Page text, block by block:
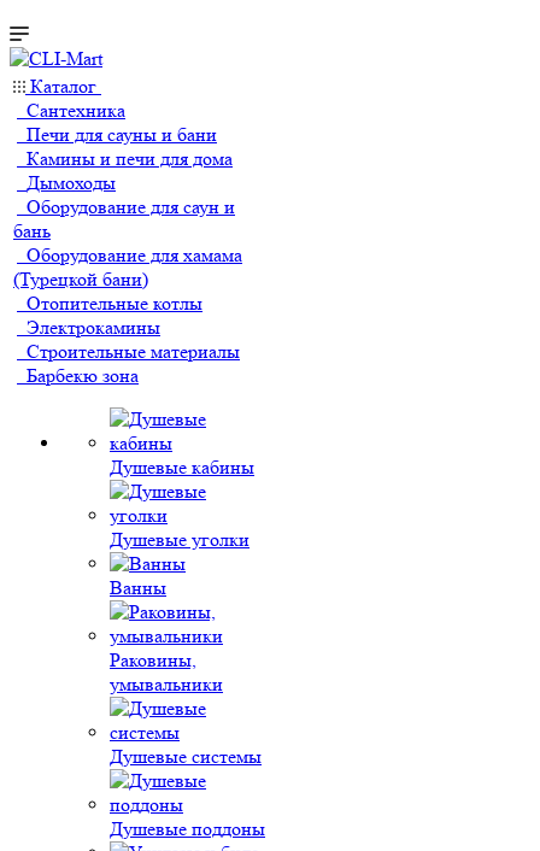
Каталог
Сантехника
Печи для сауны и бани
Камины и печи для дома
Дымоходы
Оборудование для саун и
бань
Оборудование для хамама
(Турецкой бани)
Отопительные котлы
Электрокамины
Строительные материалы
Барбекю зона
Душевые кабины
Душевые уголки
Ванны
Раковины,
умывальники
Душевые системы
Душевые поддоны